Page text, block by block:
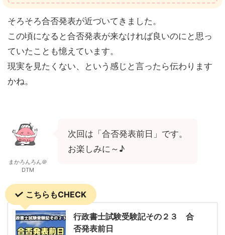
そろそろ合否発表が近づいてきました。
この頃になると合否発表が来なければ良いのにと思っ
ていたことも憶えています。
現実を見たくない、という感じと言ったら伝わります
かね。
まかろんろん＠
DTM
次回は「合否発表前日」です。
お楽しみに～♪
こちらもCHECK
行政書士試験受験記その２３ 合
否発表前日